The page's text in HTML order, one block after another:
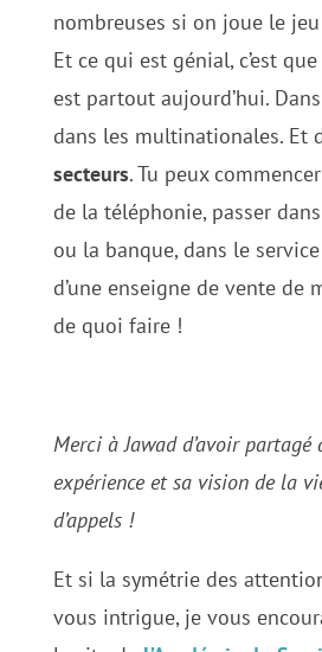
nombreuses si on joue le
Et ce qui est génial, c’est
est partout aujourd’hui.
dans les multinationales. Et
secteurs. Tu peux
de la téléphonie, passer
ou la banque, dans le
d’une enseigne de vente de
de quoi faire !
Merci à Jawad d’avoir partagé
expérience et sa vision de la
d’appels !
Et si la symétrie des
vous intrigue, je vous